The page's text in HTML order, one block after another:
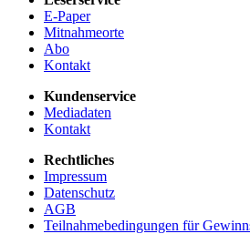
E-Paper
Mitnahmeorte
Abo
Kontakt
Kundenservice
Mediadaten
Kontakt
Rechtliches
Impressum
Datenschutz
AGB
Teilnahmebedingungen für